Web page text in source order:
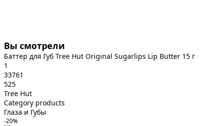
Вы смотрели
Баттер для Губ Tree Hut Original Sugarlips Lip Butter 15 г
1
33761
525
Tree Hut
Category products
Глаза и Губы
-20%